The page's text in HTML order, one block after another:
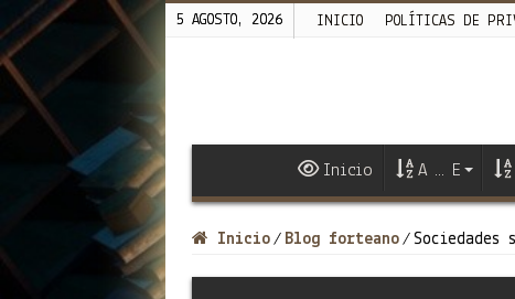
5 AGOSTO, 2026 INICIO POLÍTICAS DE
Inicio A … E
Inicio / Blog forteano / Sociedades